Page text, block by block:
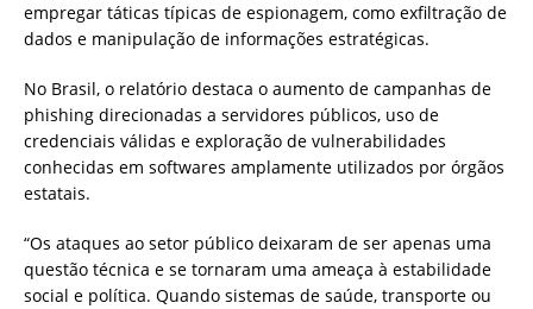
empregar táticas típicas de espionagem, como exfiltração de
dados e manipulação de informações estratégicas.
No Brasil, o relatório destaca o aumento de campanhas de
phishing direcionadas a servidores públicos, uso de
credenciais válidas e exploração de vulnerabilidades
conhecidas em softwares amplamente utilizados por órgãos
estatais.
“Os ataques ao setor público deixaram de ser apenas uma
questão técnica e se tornaram uma ameaça à estabilidade
social e política. Quando sistemas de saúde, transporte ou